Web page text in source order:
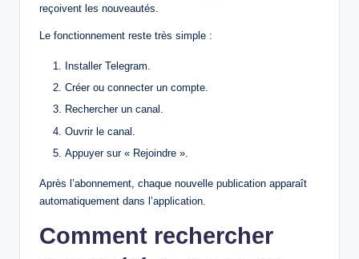
reçoivent les nouveautés.
Le fonctionnement reste très simple :
Installer Telegram.
Créer ou connecter un compte.
Rechercher un canal.
Ouvrir le canal.
Appuyer sur « Rejoindre ».
Après l’abonnement, chaque nouvelle publication apparaît
automatiquement dans l’application.
Comment rechercher